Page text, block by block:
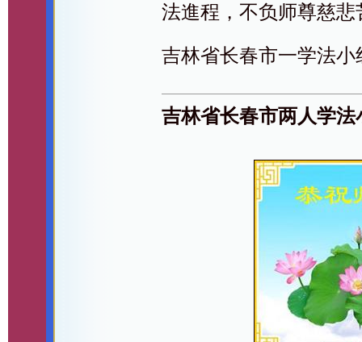
法進程，不负师尊慈悲
吉林省长春市一学法
吉林省长春市两人学